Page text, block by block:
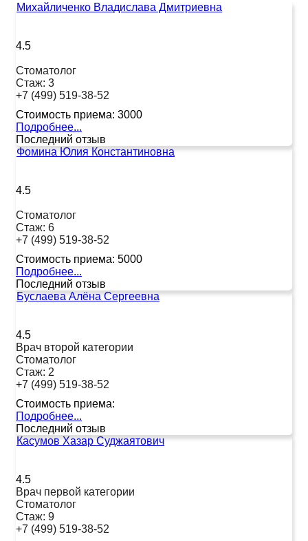
Михайличенко Владислава Дмитриевна
4.5
Стоматолог
Стаж: 3
+7 (499) 519-38-52
Стоимость приема: 3000
Подробнее...
Последний отзыв
Фомина Юлия Константиновна
4.5
Стоматолог
Стаж: 6
+7 (499) 519-38-52
Стоимость приема: 5000
Подробнее...
Последний отзыв
Буслаева Алёна Сергеевна
4.5
Врач второй категории
Стоматолог
Стаж: 2
+7 (499) 519-38-52
Стоимость приема:
Подробнее...
Последний отзыв
Касумов Хазар Суджаятович
4.5
Врач первой категории
Стоматолог
Стаж: 9
+7 (499) 519-38-52